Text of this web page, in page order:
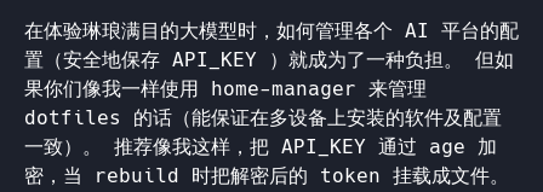
在体验琳琅满目的大模型时，如何管理各个 AI 平台的配
置（安全地保存 API_KEY ）就成为了一种负担。 但如
果你们像我一样使用 home-manager 来管理
dotfiles 的话（能保证在多设备上安装的软件及配置
一致）。 推荐像我这样，把 API_KEY 通过 age 加
密，当 rebuild 时把解密后的 token 挂载成文件。